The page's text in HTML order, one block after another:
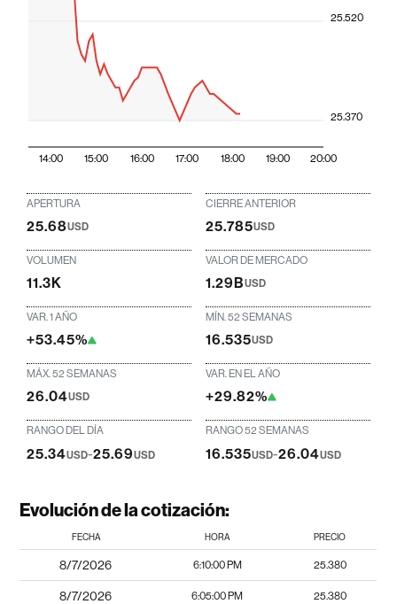
14:00 15:00 16:00 17:00 18:00 19:00 20:00
25.370
25.520
APERTURA
25.68USD
CIERRE ANTERIOR
25.785USD
VOLUMEN
11.3K
VALOR DE MERCADO
1.29BUSD
VAR. 1 AÑO
+53.45%
MÍN. 52 SEMANAS
16.535USD
MÁX. 52 SEMANAS
26.04USD
VAR. EN EL AÑO
+29.82%
RANGO DEL DÍA
25.34USD-25.69USD
RANGO 52 SEMANAS
16.535USD-26.04USD
Evolución de la cotización:
FECHA HORA PRECIO
8/7/2026 6:10:00 PM 25.380
8/7/2026 6:05:00 PM 25.380